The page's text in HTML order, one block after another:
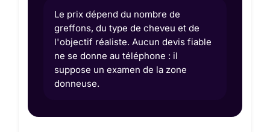
Le prix dépend du nombre de
greffons, du type de cheveu et de
l'objectif réaliste. Aucun devis fiable
ne se donne au téléphone : il
suppose un examen de la zone
donneuse.